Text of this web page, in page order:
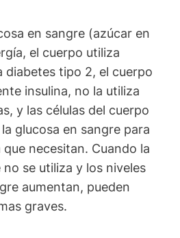
en sangre (azúcar en
el cuerpo utiliza
diabetes tipo 2, el cuerpo
insulina, no la utiliza
y las células del cuerpo
glucosa en sangre para
necesitan. Cuando la
se utiliza y los niveles
aumentan, pueden
graves.